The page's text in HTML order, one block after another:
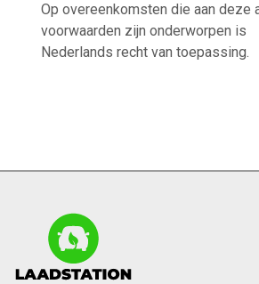
Op overeenkomsten die aan deze
voorwaarden zijn onderworpen is
Nederlands recht van toepassing.